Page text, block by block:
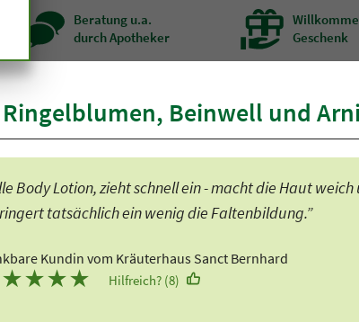
Beratung u.a.
durch Apotheker
Geschenk
Beinwell und
Body Lotion, zieht schnell ein - macht die Haut
tatsächlich ein wenig die Faltenbildung.”
Kundin vom Kräuterhaus Sanct Bernhard
★★★★ Hilfreich? (8)